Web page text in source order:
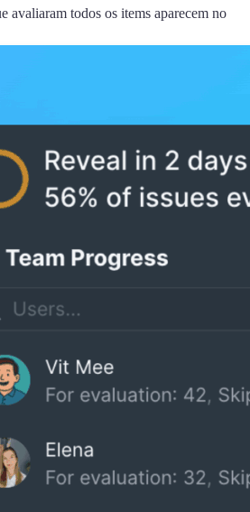
avaliaram todos os items aparecem no